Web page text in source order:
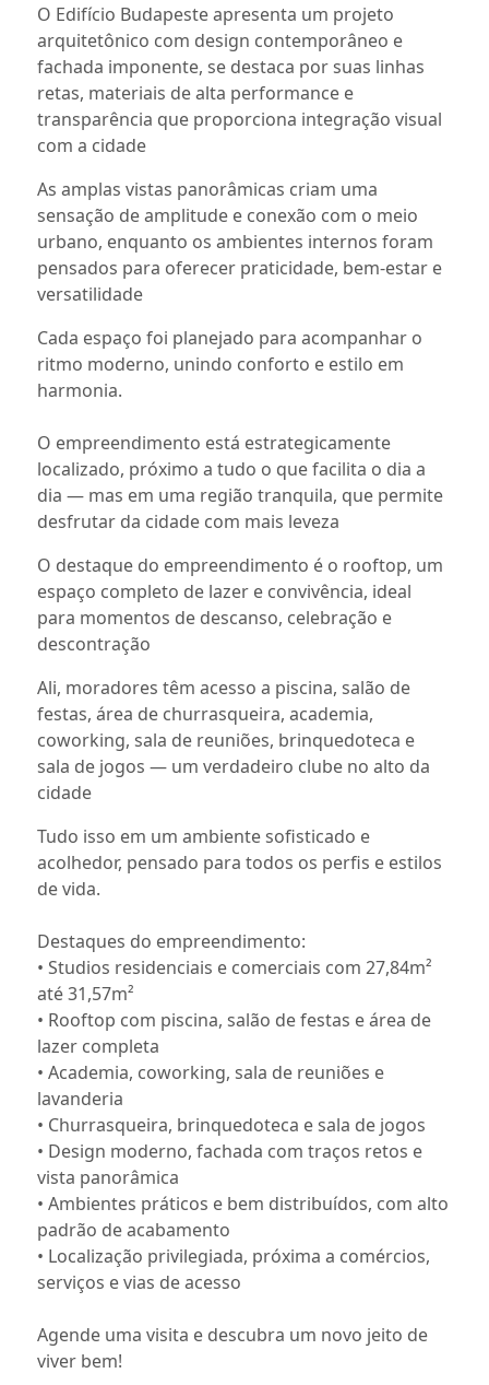
O Edifício Budapeste apresenta um projeto
arquitetônico com design contemporâneo e
fachada imponente, se destaca por suas linhas
retas, materiais de alta performance e
transparência que proporciona integração visual
com a cidade
As amplas vistas panorâmicas criam uma
sensação de amplitude e conexão com o meio
urbano, enquanto os ambientes internos foram
pensados para oferecer praticidade, bem-estar e
versatilidade
Cada espaço foi planejado para acompanhar o
ritmo moderno, unindo conforto e estilo em
harmonia.
O empreendimento está estrategicamente
localizado, próximo a tudo o que facilita o dia a
dia — mas em uma região tranquila, que permite
desfrutar da cidade com mais leveza
O destaque do empreendimento é o rooftop, um
espaço completo de lazer e convivência, ideal
para momentos de descanso, celebração e
descontração
Ali, moradores têm acesso a piscina, salão de
festas, área de churrasqueira, academia,
coworking, sala de reuniões, brinquedoteca e
sala de jogos — um verdadeiro clube no alto da
cidade
Tudo isso em um ambiente sofisticado e
acolhedor, pensado para todos os perfis e estilos
de vida.
Destaques do empreendimento:
• Studios residenciais e comerciais com 27,84m²
até 31,57m²
• Rooftop com piscina, salão de festas e área de
lazer completa
• Academia, coworking, sala de reuniões e
lavanderia
• Churrasqueira, brinquedoteca e sala de jogos
• Design moderno, fachada com traços retos e
vista panorâmica
• Ambientes práticos e bem distribuídos, com alto
padrão de acabamento
• Localização privilegiada, próxima a comércios,
serviços e vias de acesso
Agende uma visita e descubra um novo jeito de
viver bem!